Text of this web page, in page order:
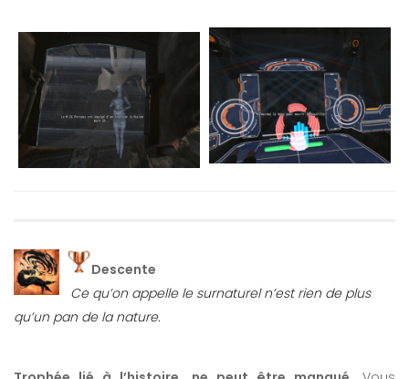
Descente
Ce qu’on appelle le surnaturel n’est rien de plus
qu’un pan de la nature.